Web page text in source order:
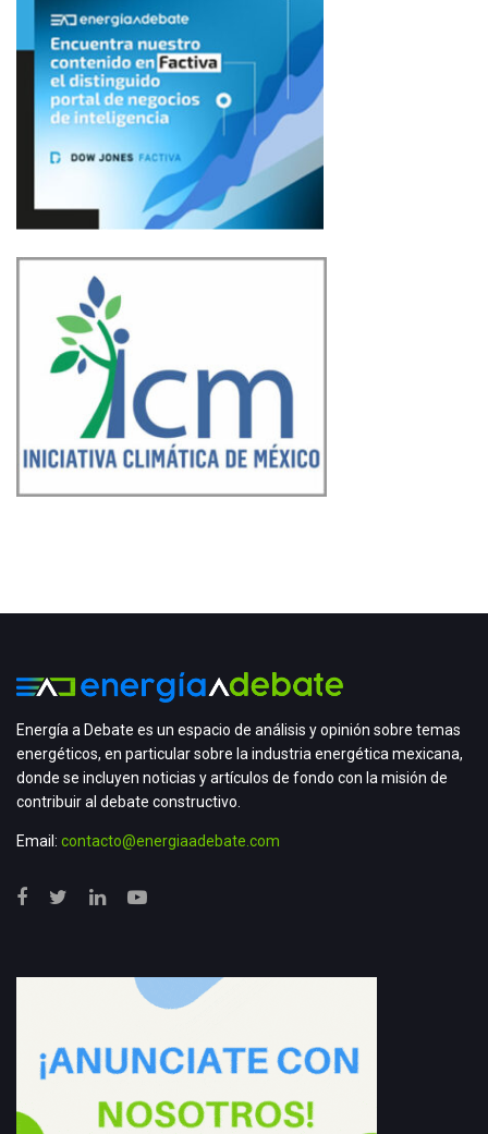
Energía a Debate es un espacio de análisis y opinión sobre temas
energéticos, en particular sobre la industria energética mexicana,
donde se incluyen noticias y artículos de fondo con la misión de
contribuir al debate constructivo.
Email: contacto@energiaadebate.com